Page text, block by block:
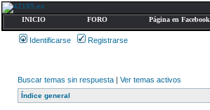
INICIO FORO Página en Facebook
Identificarse Registrarse
Buscar temas sin respuesta | Ver temas activos
Índice general